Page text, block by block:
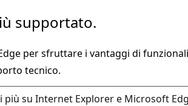
supportato.
per sfruttare i vantaggi di
tecnico.
più su Internet Explorer e Microsoft